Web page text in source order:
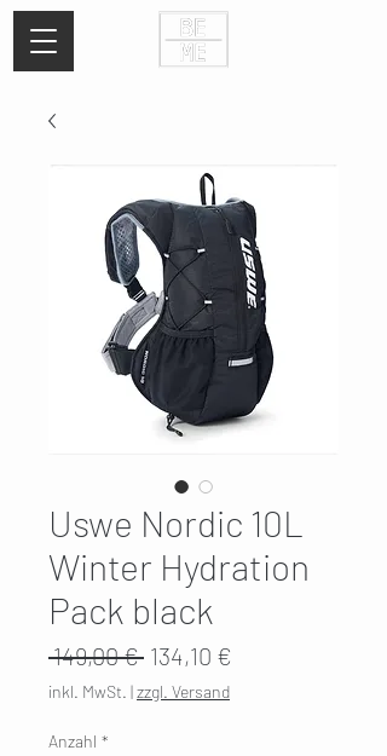
Uswe Nordic 10L
Winter Hydration
Pack black
149,00 € Standardpreis
134,10 €
inkl. MwSt. |zzgl. Versand
Anzahl *